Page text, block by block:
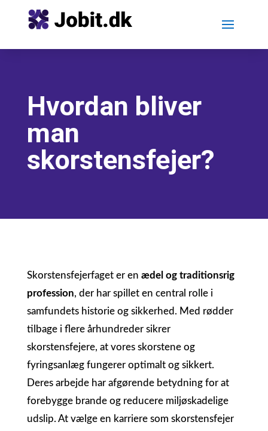
Hvordan bliver
man
skorstensfejer?
Skorstensfejerfaget er en ædel og traditionsrig
profession, der har spillet en central rolle i
samfundets historie og sikkerhed. Med rødder
tilbage i flere århundreder sikrer
skorstensfejere, at vores skorstene og
fyringsanlæg fungerer optimalt og sikkert.
Deres arbejde har afgørende betydning for at
forebygge brande og reducere miljøskadelige
udslip. At vælge en karriere som skorstensfejer